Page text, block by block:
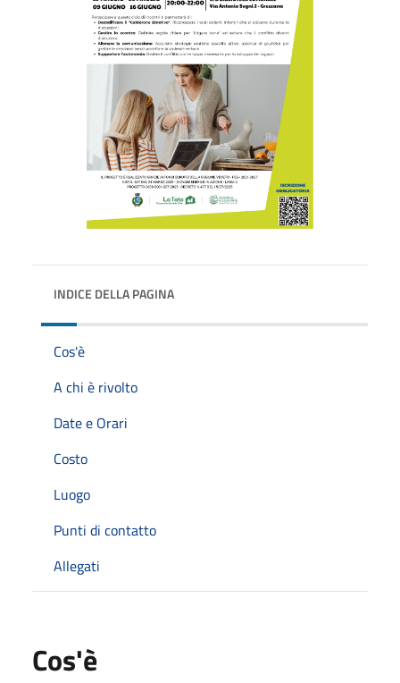
INDICE DELLA PAGINA
Cos'è
A chi è rivolto
Date e Orari
Costo
Luogo
Punti di contatto
Allegati
Cos'è